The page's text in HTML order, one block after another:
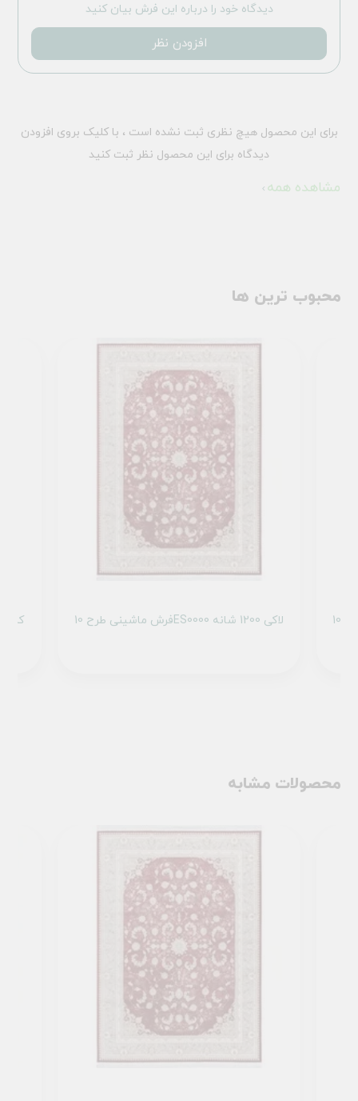
دیدگاه خود را درباره این فرش بیان کنید
افزودن نظر
برای این محصول هیچ نظری ثبت نشده است ، با کلیک بروی افزودن
دیدگاه برای این محصول نظر ثبت کنید
مشاهده همه
محبوب ترین ها
فرش ماشینی طرح 10ES0260 کرم 1200 شانه فرش ماشینی طرح 10ES0000 لاکی 1200 شانه
محصولات مشابه